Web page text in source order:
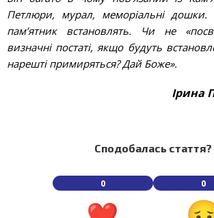
Петлюри, мурал, меморіальні
пам’ятник встановлять. Чи не
визначні постаті, якщо будуть
нарешті примиряться? Дай Боже».
Ірина
Сподобалась стаття?
0 0